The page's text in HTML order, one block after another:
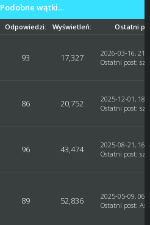
Podobne wątki…
Odpowiedzi: Wyświetleń: Ostatni
93 17,327
2026-03-16,
Ostatni post:
86 20,752
2025-12-01,
Ostatni post:
96 43,474
2025-08-21,
Ostatni post:
89 52,836
2025-05-09,
Ostatni post: